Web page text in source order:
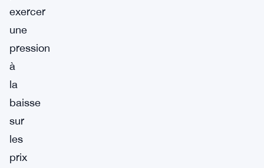
exercer
une
pression
à
la
baisse
sur
les
prix